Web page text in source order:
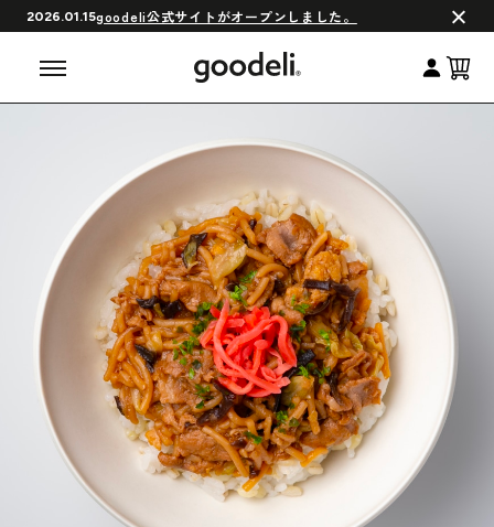
2026.01.15goodeli公式サイトがオープンしました。
会員制度について